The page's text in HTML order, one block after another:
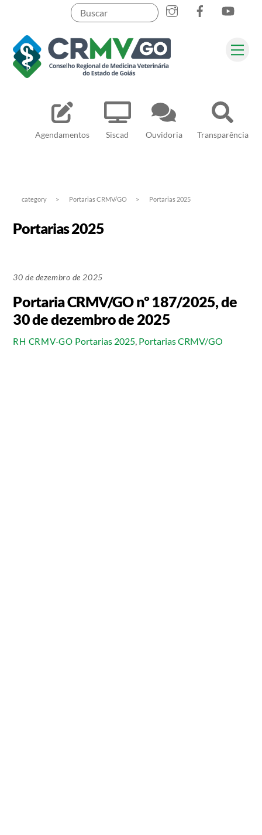
content
Agendamentos Siscad Ouvidoria Transparência
Pesquisar
category > Portarias CRMV/GO > Portarias 2025
Portarias 2025
30 de dezembro de 2025
Portaria CRMV/GO nº 187/2025, de
30 de dezembro de 2025
RH CRMV-GO Portarias 2025, Portarias CRMV/GO